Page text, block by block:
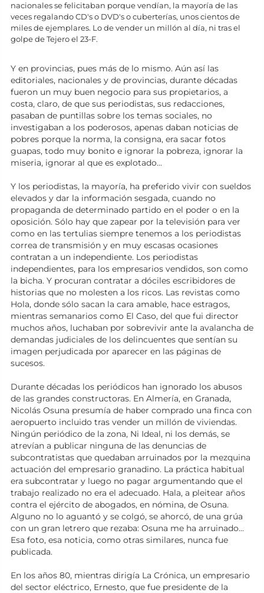
nacionales se felicitaban porque vendían, la mayoría de las
veces regalando CD's o DVD's o cuberterías, unos cientos de
miles de ejemplares. Lo de vender un millón al día, ni tras el
golpe de Tejero el 23-F.
Y en provincias, pues más de lo mismo. Aún así las
editoriales, nacionales y de provincias, durante décadas
fueron un muy buen negocio para sus propietarios, a
costa, claro, de que sus periodistas, sus redacciones,
pasaban de puntillas sobre los temas sociales, no
investigaban a los poderosos, apenas daban noticias de
pobres porque la norma, la consigna, era sacar fotos
guapas, todo muy bonito e ignorar la pobreza, ignorar la
miseria, ignorar al que es explotado...
Y los periodistas, la mayoría, ha preferido vivir con sueldos
elevados y dar la información sesgada, cuando no
propaganda de determinado partido en el poder o en la
oposición. Sólo hay que zapear por la televisión para ver
como en las tertulias siempre tenemos a los periodistas
correa de transmisión y en muy escasas ocasiones
contratan a un independiente. Los periodistas
independientes, para los empresarios vendidos, son como
la bicha. Y procuran contratar a dóciles escribidores de
historias que no molesten a los ricos. Las revistas como
Hola, donde sólo sacan la cara amable, hace estragos,
mientras semanarios como El Caso, del que fui director
muchos años, luchaban por sobrevivir ante la avalancha de
demandas judiciales de los delincuentes que sentían su
imagen perjudicada por aparecer en las páginas de
sucesos.
Durante décadas los periódicos han ignorado los abusos
de las grandes constructoras. En Almería, en Granada,
Nicolás Osuna presumía de haber comprado una finca con
aeropuerto incluido tras vender un millón de viviendas.
Ningún periódico de la zona, Ni Ideal, ni los demás, se
atrevían a publicar ninguna de las denuncias de
subcontratistas que quedaban arruinados por la mezquina
actuación del empresario granadino. La práctica habitual
era subcontratar y luego no pagar argumentando que el
trabajo realizado no era el adecuado. Hala, a pleitear años
contra el ejército de abogados, en nómina, de Osuna.
Alguno no lo aguantó y se colgó, se ahorcó, de una grúa
con un gran letrero que rezaba: Osuna me ha arruinado...
Esa foto, esa noticia, como otras similares, nunca fue
publicada.
En los años 80, mientras dirigía La Crónica, un empresario
del sector eléctrico, Ernesto, que fue presidente de la